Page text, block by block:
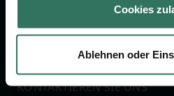
Cookies
Ablehnen oder
KONTAKTIEREN SIE UNS